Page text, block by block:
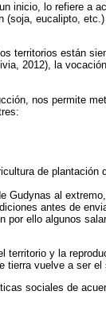
inicio, lo refiere a
eucalipto,
territorios están
2012), la
nos permite
de plantación
Gudynas al
antes de
por ello algunos
territorio y la
tierra vuelve a ser el
sociales de